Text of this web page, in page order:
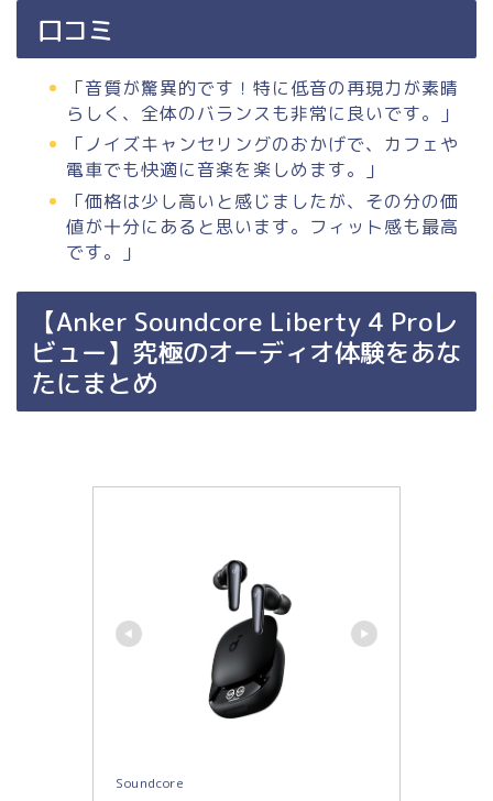
口コミ
「音質が驚異的です！特に低音の再現力が素晴
らしく、全体のバランスも非常に良いです。」
「ノイズキャンセリングのおかげで、カフェや
電車でも快適に音楽を楽しめます。」
「価格は少し高いと感じましたが、その分の価
値が十分にあると思います。フィット感も最高
です。」
【Anker Soundcore Liberty 4 Proレ
ビュー】究極のオーディオ体験をあな
たにまとめ
Soundcore